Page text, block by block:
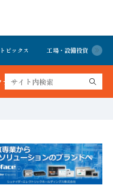
ピックス 工場・設備投資
を無料で公開中 詳細はこちら